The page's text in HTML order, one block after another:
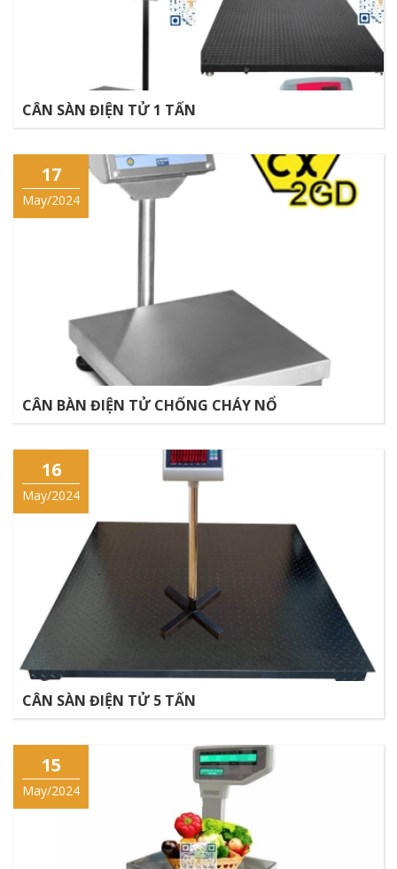
CÂN SÀN ĐIỆN TỬ 1 TẤN
17
May/2024
CÂN BÀN ĐIỆN TỬ CHỐNG CHÁY NỔ
16
May/2024
CÂN SÀN ĐIỆN TỬ 5 TẤN
15
May/2024